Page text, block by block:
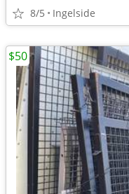
8/5 Ingelside
$50